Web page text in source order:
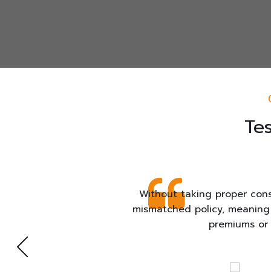
Without taking proper
mismatched policy,
premiums